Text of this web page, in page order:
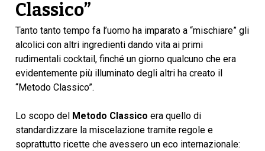
Classico”
Tanto tanto tempo fa l’uomo ha imparato a “mischiare” gli
alcolici con altri ingredienti dando vita ai primi
rudimentali cocktail, finché un giorno qualcuno che era
evidentemente più illuminato degli altri ha creato il
“Metodo Classico”.
Lo scopo del Metodo Classico era quello di
standardizzare la miscelazione tramite regole e
soprattutto ricette che avessero un eco internazionale: